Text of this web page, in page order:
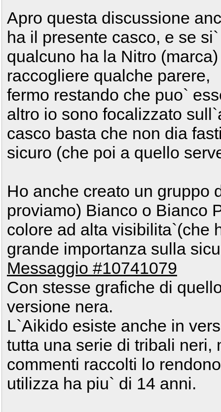
Apro questa discussione
ha il presente casco, e se
qualcuno ha la Nitro
raccogliere qualche parere,
fermo restando che puo`
altro io sono focalizzato
casco basta che non dia
sicuro (che poi a quello
Ho anche creato un gruppo
proviamo) Bianco o Bianco
colore ad alta visibilita`(che
grande importanza sulla
Messaggio #10741079
Con stesse grafiche di
versione nera.
L`Aikido esiste anche in
tutta una serie di tribali neri,
commenti raccolti lo
utilizza ha piu` di 14 anni.